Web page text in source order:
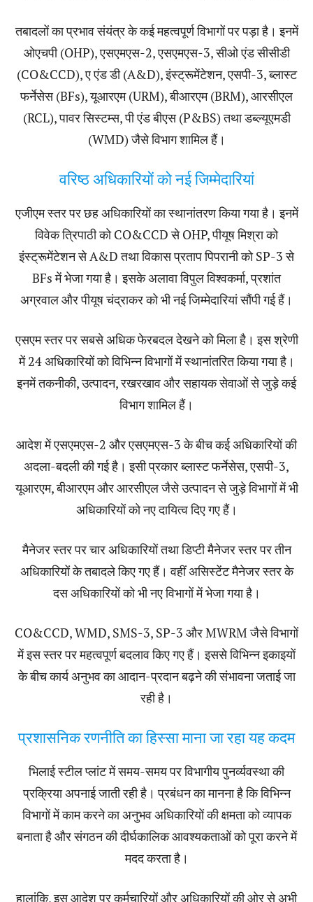
तबादलों का प्रभाव संयंत्र के कई महत्वपूर्ण विभागों पर पड़ा है। इनमें
ओएचपी (OHP), एसएमएस-2, एसएमएस-3, सीओ एंड सीसीडी
(CO&CCD), ए एंड डी (A&D), इंस्ट्रूमेंटेशन, एसपी-3, ब्लास्ट
फर्नेसेस (BFs), यूआरएम (URM), बीआरएम (BRM), आरसीएल
(RCL), पावर सिस्टम्स, पी एंड बीएस (P&BS) तथा डब्ल्यूएमडी
(WMD) जैसे विभाग शामिल हैं।
वरिष्ठ अधिकारियों को नई जिम्मेदारियां
एजीएम स्तर पर छह अधिकारियों का स्थानांतरण किया गया है। इनमें
विवेक त्रिपाठी को CO&CCD से OHP, पीयूष मिश्रा को
इंस्ट्रूमेंटेशन से A&D तथा विकास प्रताप पिपरानी को SP-3 से
BFs में भेजा गया है। इसके अलावा विपुल विश्वकर्मा, प्रशांत
अग्रवाल और पीयूष चंद्राकर को भी नई जिम्मेदारियां सौंपी गई हैं।
एसएम स्तर पर सबसे अधिक फेरबदल देखने को मिला है। इस श्रेणी
में 24 अधिकारियों को विभिन्न विभागों में स्थानांतरित किया गया है।
इनमें तकनीकी, उत्पादन, रखरखाव और सहायक सेवाओं से जुड़े कई
विभाग शामिल हैं।
आदेश में एसएमएस-2 और एसएमएस-3 के बीच कई अधिकारियों की
अदला-बदली की गई है। इसी प्रकार ब्लास्ट फर्नेसेस, एसपी-3,
यूआरएम, बीआरएम और आरसीएल जैसे उत्पादन से जुड़े विभागों में भी
अधिकारियों को नए दायित्व दिए गए हैं।
मैनेजर स्तर पर चार अधिकारियों तथा डिप्टी मैनेजर स्तर पर तीन
अधिकारियों के तबादले किए गए हैं। वहीं असिस्टेंट मैनेजर स्तर के
दस अधिकारियों को भी नए विभागों में भेजा गया है।
CO&CCD, WMD, SMS-3, SP-3 और MWRM जैसे विभागों
में इस स्तर पर महत्वपूर्ण बदलाव किए गए हैं। इससे विभिन्न इकाइयों
के बीच कार्य अनुभव का आदान-प्रदान बढ़ने की संभावना जताई जा
रही है।
प्रशासनिक रणनीति का हिस्सा माना जा रहा यह कदम
भिलाई स्टील प्लांट में समय-समय पर विभागीय पुनर्व्यवस्था की
प्रक्रिया अपनाई जाती रही है। प्रबंधन का मानना है कि विभिन्न
विभागों में काम करने का अनुभव अधिकारियों की क्षमता को व्यापक
बनाता है और संगठन की दीर्घकालिक आवश्यकताओं को पूरा करने में
मदद करता है।
हालांकि, इस आदेश पर कर्मचारियों और अधिकारियों की ओर से अभी